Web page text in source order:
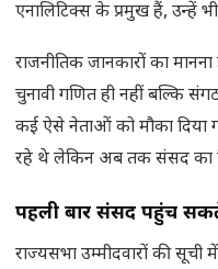
एनालिटिक्स के प्रमुख हैं, उन्हें भी
राजनीतिक जानकारों का
चुनावी गणित ही नहीं बल्कि
कई ऐसे नेताओं को मौका दिया
रहे थे लेकिन अब तक संसद का
पहली बार संसद पहुंच
राज्यसभा उम्मीदवारों की सूची